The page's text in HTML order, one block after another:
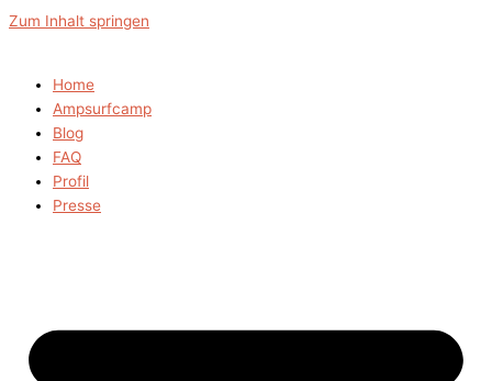
Zum Inhalt springen
Home
Ampsurfcamp
Blog
FAQ
Profil
Presse